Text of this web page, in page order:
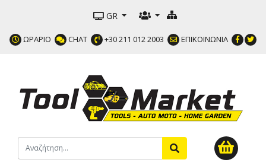
GR
ΩΡΑΡΙΟ CHAT +30 211 012 2003 ΕΠΙΚΟΙΝΩΝΙΑ